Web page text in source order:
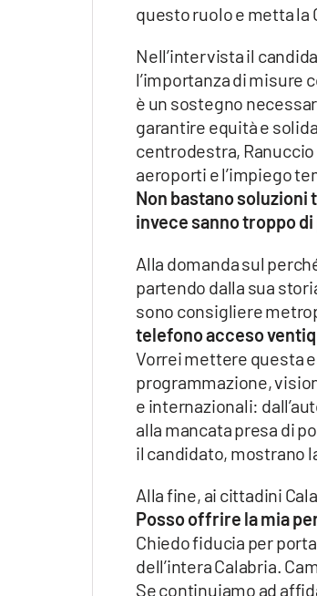
questo ruolo e metta la
Nell’intervista il
l’importanza di misure
è un sostegno
garantire equità e
centrodestra,
aeroporti e l’impiego
Non bastano
invece sanno troppo
Alla domanda sul
partendo dalla sua
sono consigliere
telefono acceso
Vorrei mettere questa
programmazione,
e internazionali:
alla mancata presa di
il candidato, mostrano
Alla fine, ai cittadini
Posso offrire la mia
Chiedo fiducia per
dell’intera Calabria.
Se continuiamo ad